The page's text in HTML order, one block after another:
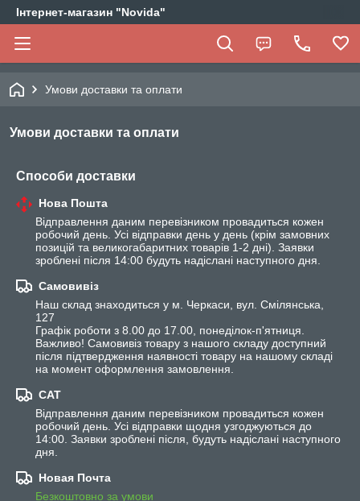
Інтернет-магазин "Novida"
Умови доставки та оплати
Умови доставки та оплати
Способи доставки
Нова Пошта
Відправлення даним перевізником провадиться кожен
робочий день. Усі відправки день у день (крім замовних
позицій та великогабаритних товарів 1-2 дні). Заявки
зроблені після 14:00 будуть надіслані наступного дня.
Самовивіз
Наш склад знаходиться у м. Черкаси, вул. Смілянська,
127
Графік роботи з 8.00 до 17.00, понеділок-п'ятниця.
Важливо! Самовивіз товару з нашого складу доступний
після підтвердження наявності товару на нашому складі
на момент оформлення замовлення.
САТ
Відправлення даним перевізником провадиться кожен
робочий день. Усі відправки щодня узгоджуються до
14:00. Заявки зроблені після, будуть надіслані наступного
дня.
Новая Почта
Безкоштовно за умови